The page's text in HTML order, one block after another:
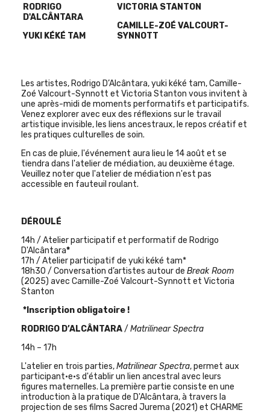
RODRIGO
D'ALCÂNTARA
YUKI KÉKÉ TAM
VICTORIA STANTON
CAMILLE-ZOÉ VALCOURT-
SYNNOTT
Les artistes, Rodrigo D’Alcântara, yuki kéké tam, Camille-
Zoé Valcourt-Synnott et Victoria Stanton vous invitent à
une après-midi de moments performatifs et participatifs.
Venez explorer avec eux des réflexions sur le travail
artistique invisible, les liens ancestraux, le repos créatif et
les pratiques culturelles de soin.
En cas de pluie, l'événement aura lieu le 14 août et se
tiendra dans l'atelier de médiation, au deuxième étage.
Veuillez noter que l'atelier de médiation n'est pas
accessible en fauteuil roulant.
DÉROULÉ
14h / Atelier participatif et performatif de Rodrigo
D'Alcântara*
17h / Atelier participatif de yuki kéké tam*
18h30 / Conversation d’artistes autour de Break Room
(2025) avec Camille-Zoé Valcourt-Synnott et Victoria
Stanton
*Inscription obligatoire !
RODRIGO D’ALCÂNTARA/ Matrilinear Spectra
14h – 17h
L'atelier en trois parties,Matrilinear Spectra, permet aux
participant·e·s d'établir un lien ancestral avec leurs
figures maternelles. La première partie consiste en une
introduction à la pratique de D'Alcântara, à travers la
projection de ses films Sacred Jurema (2021) et CHARME